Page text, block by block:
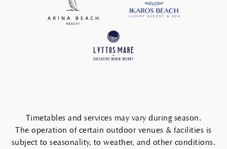
Timetables and services may vary during season.
The operation of certain outdoor venues & facilities is
subject to seasonality, to weather, and other conditions.